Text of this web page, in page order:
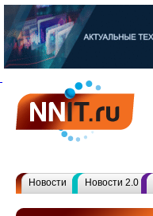
Новости Новости 2.0